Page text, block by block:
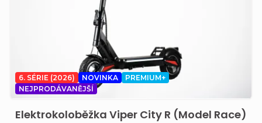
6. SÉRIE (2026) NOVINKA
PREMIUM+
NEJPRODÁVANĚJŠÍ
Elektrokoloběžka Viper City R (Model Race)